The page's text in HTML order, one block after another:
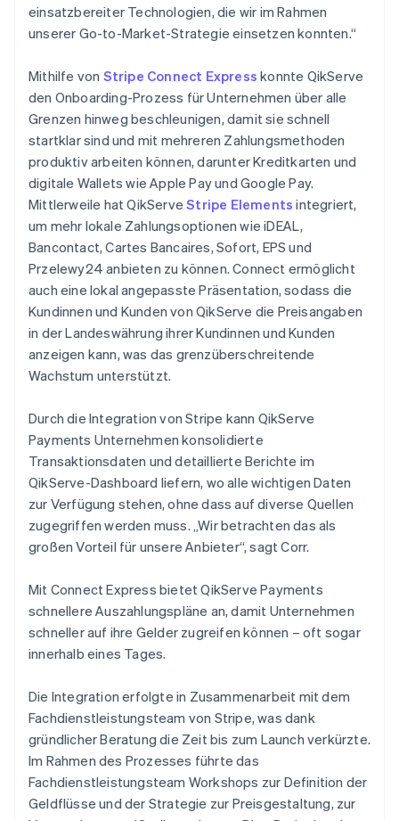
einsatzbereiter Technologien, die wir im Rahmen
unserer Go-to-Market-Strategie einsetzen konnten.“
Mithilfe von Stripe Connect Express konnte QikServe
den Onboarding-Prozess für Unternehmen über alle
Grenzen hinweg beschleunigen, damit sie schnell
startklar sind und mit mehreren Zahlungsmethoden
produktiv arbeiten können, darunter Kreditkarten und
digitale Wallets wie Apple Pay und Google Pay.
Mittlerweile hat QikServeStripe Elements integriert,
um mehr lokale Zahlungsoptionen wie iDEAL,
Bancontact, Cartes Bancaires, Sofort, EPS und
Przelewy24 anbieten zu können. Connect ermöglicht
auch eine lokal angepasste Präsentation, sodass die
Kundinnen und Kunden von QikServe die Preisangaben
in der Landeswährung ihrer Kundinnen und Kunden
anzeigen kann, was das grenzüberschreitende
Wachstum unterstützt.
Durch die Integration von Stripe kann QikServe
Payments Unternehmen konsolidierte
Transaktionsdaten und detaillierte Berichte im
QikServe-Dashboard liefern, wo alle wichtigen Daten
zur Verfügung stehen, ohne dass auf diverse Quellen
zugegriffen werden muss. „Wir betrachten das als
großen Vorteil für unsere Anbieter“, sagt Corr.
Mit Connect Express bietet QikServe Payments
schnellere Auszahlungspläne an, damit Unternehmen
schneller auf ihre Gelder zugreifen können – oft sogar
innerhalb eines Tages.
Die Integration erfolgte in Zusammenarbeit mit dem
Fachdienstleistungsteam von Stripe, was dank
gründlicher Beratung die Zeit bis zum Launch verkürzte.
Im Rahmen des Prozesses führte das
Fachdienstleistungsteam Workshops zur Definition der
Geldflüsse und der Strategie zur Preisgestaltung, zur